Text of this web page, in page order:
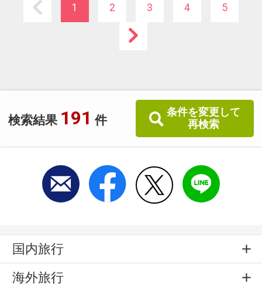
検索結果 191 件
条件を変更して
再検索
身体に優しいお料理で、皆様を心からお迎えい
たします。
1 2 3 4 5
国内旅行
海外旅行